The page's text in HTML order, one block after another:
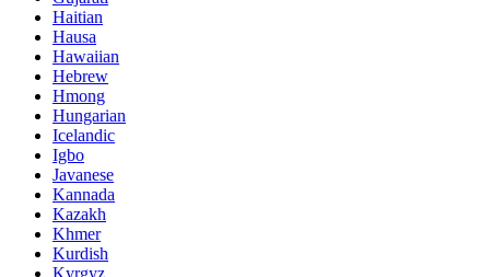
Haitian
Hausa
Hawaiian
Hebrew
Hmong
Hungarian
Icelandic
Igbo
Javanese
Kannada
Kazakh
Khmer
Kurdish
Kyrgyz